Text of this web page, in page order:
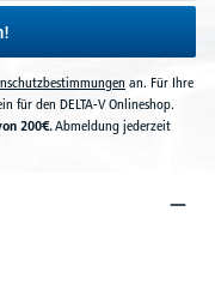
an. Für Ihre
für den DELTA-V Onlineshop.
200€.Abmeldung jederzeit